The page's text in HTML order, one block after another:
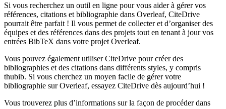
Si vous recherchez un outil en ligne pour vous aider à gérer vos
références, citations et bibliographie dans Overleaf, CiteDrive
pourrait être parfait ! Il vous permet de collecter et d’organiser des
équipes et des références dans des projets tout en tenant à jour vos
entrées BibTeX dans votre projet Overleaf.
Vous pouvez également utiliser CiteDrive pour créer des
bibliographies et des citations dans différents styles, y compris
thubib. Si vous cherchez un moyen facile de gérer votre
bibliographie sur Overleaf, essayez CiteDrive dès aujourd’hui !
Vous trouverez plus d’informations sur la façon de procéder dans